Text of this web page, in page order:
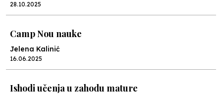
28.10.2025
Camp Nou nauke
Jelena Kalinić
16.06.2025
Ishodi učenja u zahodu mature